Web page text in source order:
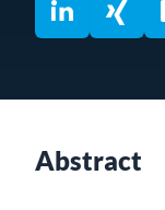
Abstract